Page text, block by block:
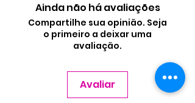
Ainda não há avaliações
Compartilhe sua opinião. Seja
o primeiro a deixar uma
avaliação.
Avaliar